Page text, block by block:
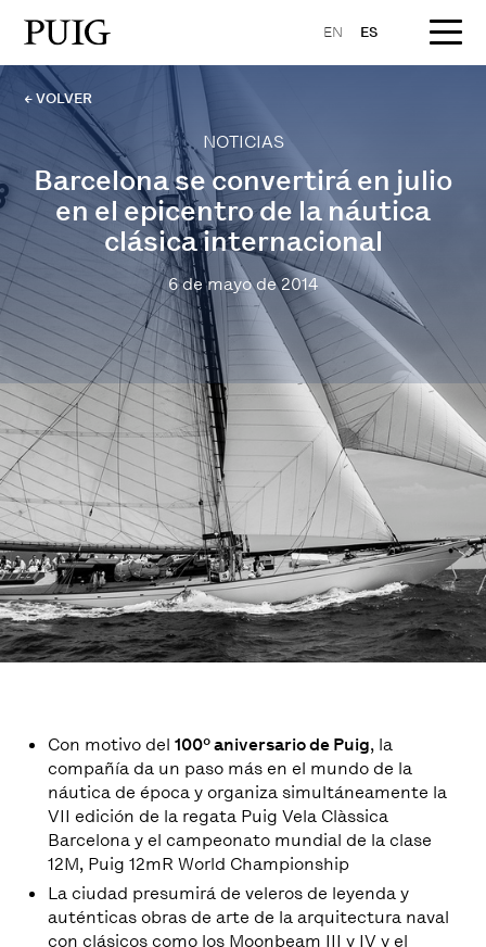
EN ES
← VOLVER
NOTICIAS
Barcelona se convertirá en julio
en el epicentro de la náutica
clásica internacional
6 de mayo de 2014
Con motivo del100º aniversario de Puig, la
compañía da un paso más en el mundo de la
náutica de época y organiza simultáneamente la
VII edición de la regata Puig Vela Clàssica
Barcelona y el campeonato mundial de la clase
12M, Puig 12mR World Championship
La ciudad presumirá de veleros de leyenda y
auténticas obras de arte de la arquitectura naval
con clásicos como los Moonbeam III y IV y el